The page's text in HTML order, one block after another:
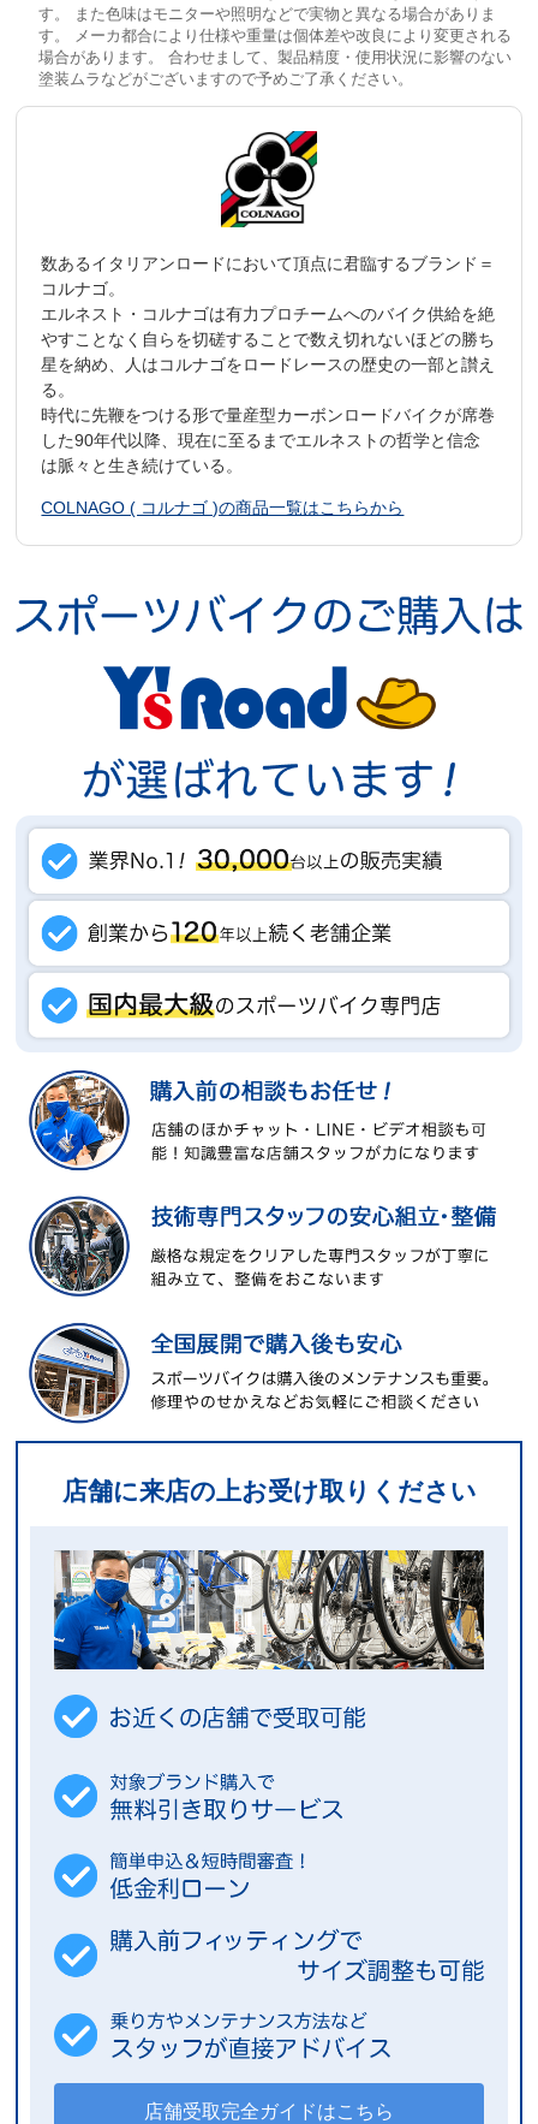
す。 また色味はモニターや照明などで実物と異なる場合がありま
す。 メーカ都合により仕様や重量は個体差や改良により変更される
場合があります。 合わせまして、製品精度・使用状況に影響のない
塗装ムラなどがございますので予めご了承ください。
数あるイタリアンロードにおいて頂点に君臨するブランド＝
コルナゴ。
エルネスト・コルナゴは有力プロチームへのバイク供給を絶
やすことなく自らを切磋することで数え切れないほどの勝ち
星を納め、人はコルナゴをロードレースの歴史の一部と讃え
る。
時代に先鞭をつける形で量産型カーボンロードバイクが席巻
した90年代以降、現在に至るまでエルネストの哲学と信念
は脈々と生き続けている。
COLNAGO ( コルナゴ )の商品一覧はこちらから
店舗に来店の上お受け取りください
店舗受取完全ガイドはこちら